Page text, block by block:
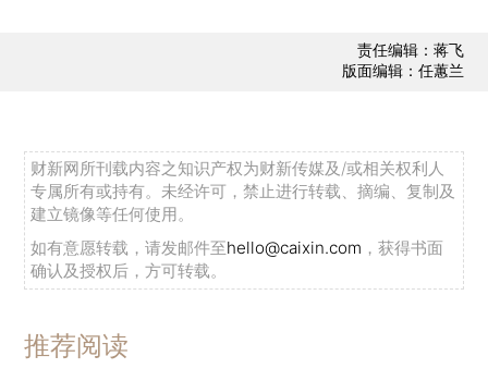
责任编辑：蒋飞
版面编辑：任蕙兰
财新网所刊载内容之知识产权为财新传媒及/或相关权利人
专属所有或持有。未经许可，禁止进行转载、摘编、复制及
建立镜像等任何使用。
如有意愿转载，请发邮件至hello@caixin.com ，获得书面
确认及授权后，方可转载。
推荐阅读